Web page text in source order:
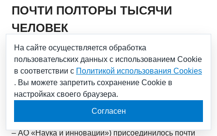
ПОЧТИ ПОЛТОРЫ ТЫСЯЧИ
ЧЕЛОВЕК
05.02.2024
Более половины из них – молодежь
В 2023 году к команде научного дивизиона
Госкорпорации «Росатом» (управляющая компания
– АО «Наука и инновации») присоединилось почти
На сайте осуществляется обработка
пользовательских данных с использованием Cookie
в соответствии с Политикой использования Cookies
. Вы можете запретить сохранение Cookie в
настройках своего браузера.
Согласен